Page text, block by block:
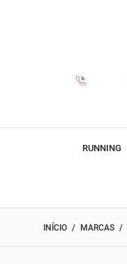
RUNNING
INÍCIO MARCAS